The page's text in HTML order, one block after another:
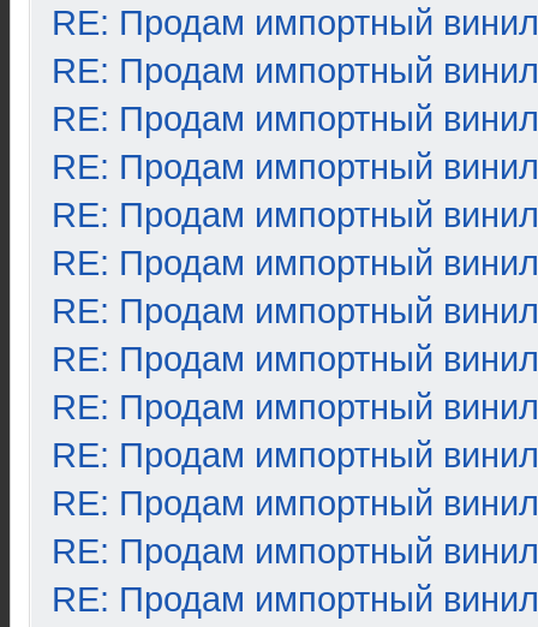
RE: Продам импортный винил
RE: Продам импортный винил
RE: Продам импортный винил
RE: Продам импортный винил
RE: Продам импортный винил
RE: Продам импортный винил
RE: Продам импортный винил
RE: Продам импортный винил
RE: Продам импортный винил
RE: Продам импортный винил
RE: Продам импортный винил
RE: Продам импортный винил
RE: Продам импортный винил